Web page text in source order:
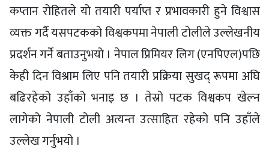
कप्तान रोहितले यो तयारी पर्याप्त र प्रभावकारी हुने विश्वास
व्यक्त गर्दै यसपटकको विश्वकपमा नेपाली टोलीले उल्लेखनीय
प्रदर्शन गर्ने बताउनुभयो । नेपाल प्रिमियर लिग (एनपिएल)पछि
केही दिन विश्राम लिए पनि तयारी प्रक्रिया सुखद् रूपमा अघि
बढिरहेको उहाँको भनाइ छ । तेस्रो पटक विश्वकप खेल्न
लागेको नेपाली टोली अत्यन्त उत्साहित रहेको पनि उहाँले
उल्लेख गर्नुभयो ।